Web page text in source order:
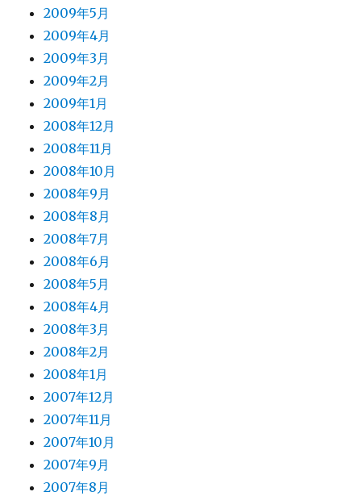
2009年5月
2009年4月
2009年3月
2009年2月
2009年1月
2008年12月
2008年11月
2008年10月
2008年9月
2008年8月
2008年7月
2008年6月
2008年5月
2008年4月
2008年3月
2008年2月
2008年1月
2007年12月
2007年11月
2007年10月
2007年9月
2007年8月